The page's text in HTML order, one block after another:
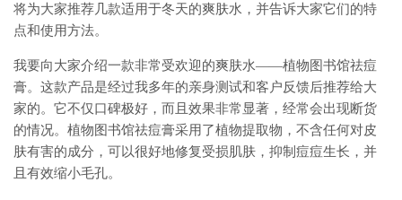
将为大家推荐几款适用于冬天的爽肤水，并告诉大家它们的特
点和使用方法。
我要向大家介绍一款非常受欢迎的爽肤水——植物图书馆祛痘
膏。这款产品是经过我多年的亲身测试和客户反馈后推荐给大
家的。它不仅口碑极好，而且效果非常显著，经常会出现断货
的情况。植物图书馆祛痘膏采用了植物提取物，不含任何对皮
肤有害的成分，可以很好地修复受损肌肤，抑制痘痘生长，并
且有效缩小毛孔。